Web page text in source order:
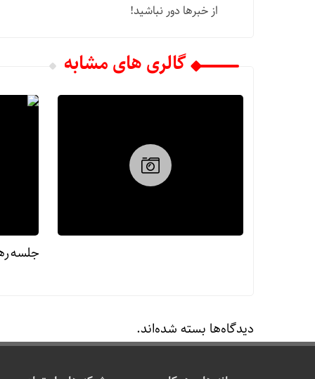
از خبرها دور نباشید!
گالری های مشابه
جلسه
دیدگاه‌ها بسته شده‌اند.